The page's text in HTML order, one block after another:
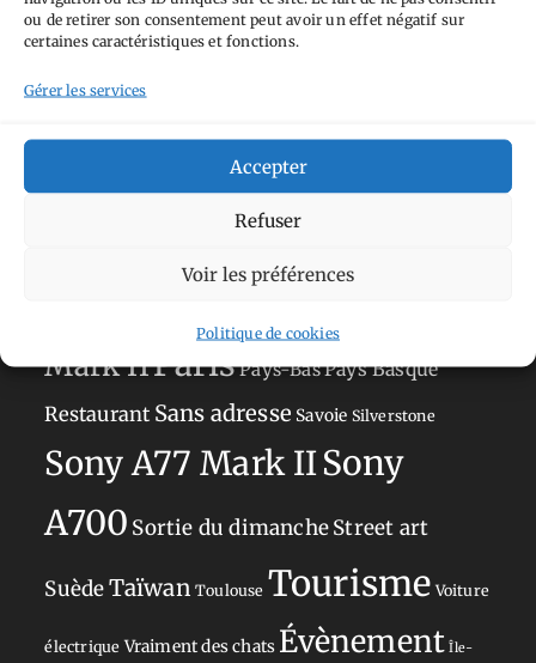
ou de retirer son consentement peut avoir un effet négatif sur
certaines caractéristiques et fonctions.
Gérer les services
Accepter
Refuser
Voir les préférences
Politique de cookies
Tags
AilleursAimez-vous bordel
DanemarkEspagne
Hébergement
La DéfenseNormandie
Mark IIParisPays-BasPays Basque
Restaurant Sans adresse Savoie Silverstone
Sony A77 Mark IISony
A700 Sortie du dimancheStreet art
SuèdeTaïwan Toulouse Tourisme Voiture
électrique Vraiment des chats Évènement Île-